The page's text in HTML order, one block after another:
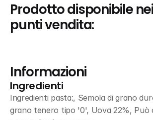
Prodotto disponibile
punti vendita:
Informazioni
Ingredienti
Ingredienti pasta:, Semola di grano
grano tenero tipo '0', Uova 22%, Può